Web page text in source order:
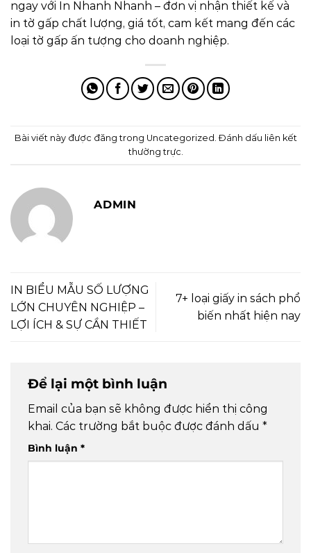
ngay với In Nhanh Nhanh – đơn vị nhận thiết kế và
in tờ gấp chất lượng, giá tốt, cam kết mang đến các
loại tờ gấp ấn tượng cho doanh nghiệp.
Bài viết này được đăng trong Uncategorized . Đánh dấu liên kết
thường trực
ADMIN
IN BIỂU MẪU SỐ LƯỢNG
LỚN CHUYÊN NGHIỆP –
LỢI ÍCH & SỰ CẦN THIẾT
7+ loại giấy in sách phổ
biến nhất hiện nay
Để lại một bình luận
Email của bạn sẽ không được hiển thị công
khai. Các trường bắt buộc được đánh dấu *
Bình luận *